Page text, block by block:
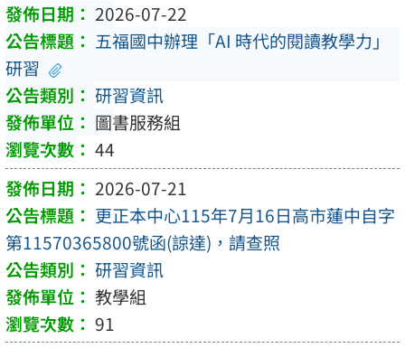
2026-07-22
五福國中辦理「AI 時代的閱讀教學力」
研習
研習資訊
圖書服務組
44
2026-07-21
更正本中心115年7月16日高市蓮中自字
第11570365800號函(諒達)，請查照
研習資訊
教學組
91